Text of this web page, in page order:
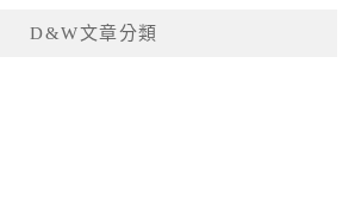
D&W文章分類